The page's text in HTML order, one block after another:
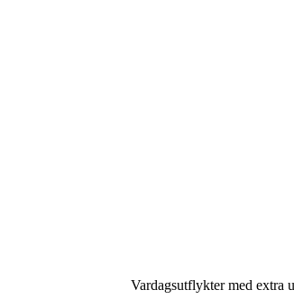
Vardagsutflykter med extra